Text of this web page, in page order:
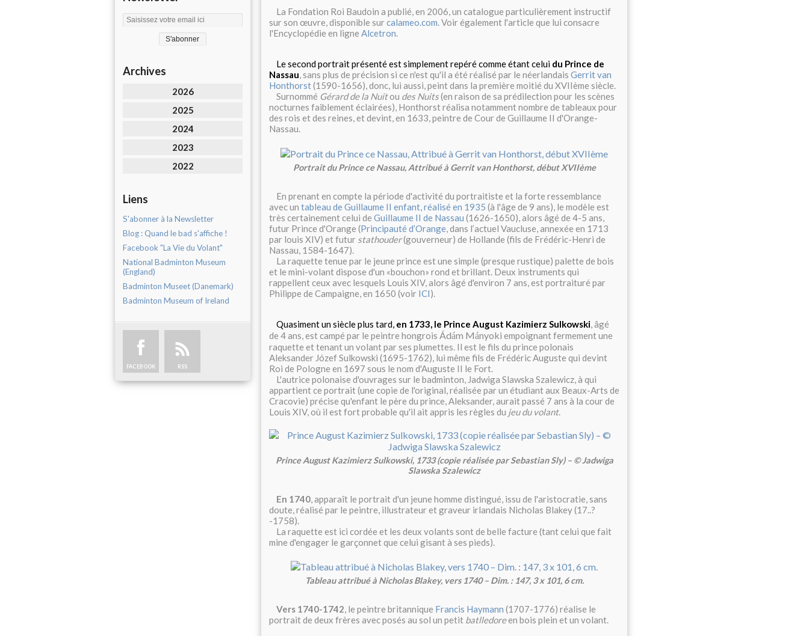
Archives
2026
2025
2024
2023
2022
Liens
S'abonner à la Newsletter
Blog : Quand le bad s'affiche !
Facebook "La Vie du Volant"
National Badminton Museum
(England)
Badminton Museet (Danemark)
Badminton Museum of Ireland
FACEBOOK RSS
La Fondation Roi Baudoin a publié, en 2006, un catalogue particulièrement instructif
sur son œuvre, disponible surcalameo.com. Voir également l'article que lui consacre
l'Encyclopédie en ligne Alcetron.
Le second portrait présenté est simplement repéré comme étant celui du Prince de
Nassau, sans plus de précision si ce n'est qu'il a été réalisé par le néerlandais Gerrit van
Honthorst(1590-1656), donc, lui aussi, peint dans la première moitié du XVIIème siècle.
Surnommé Gérard de la Nuitou des Nuits(en raison de sa prédilection pour les scènes
nocturnes faiblement éclairées), Honthorst réalisa notamment nombre de tableaux pour
des rois et des reines, et devint, en 1633, peintre de Cour de Guillaume II d'Orange-
Nassau.
Portrait du Prince ce Nassau, Attribué à Gerrit van Honthorst, début XVIIème
En prenant en compte la période d'activité du portraitiste et la forte ressemblance
avec un tableau de Guillaume II enfant, réalisé en 1935 (à l'âge de 9 ans), le modèle est
très certainement celui de Guillaume II de Nassau (1626-1650), alors âgé de 4-5 ans,
futur Prince d'Orange (Principauté d’Orange, dans l’actuel Vaucluse, annexée en 1713
par louis XIV) et futur stathouder(gouverneur) de Hollande (fils de Frédéric-Henri de
Nassau, 1584-1647).
La raquette tenue par le jeune prince est une simple (presque rustique) palette de bois
et le mini-volant dispose d'un «bouchon» rond et brillant. Deux instruments qui
rappellent ceux avec lesquels Louis XIV, alors âgé d'environ 7 ans, est portraituré par
Philippe de Campaigne, en 1650 (voir ICI).
Quasiment un siècle plus tard, en 1733, le Prince August Kazimierz Sulkowski, âgé
de 4 ans, est campé par le peintre hongrois Ádám Mányoki empoignant fermement une
raquette et tenant un volant par ses plumettes. Il est le fils du prince polonais
Aleksander Józef Sulkowski (1695-1762), lui même fils de Frédéric Auguste qui devint
Roi de Pologne en 1697 sous le nom d'Auguste II le Fort.
L'autrice polonaise d'ouvrages sur le badminton, Jadwiga Slawska Szalewicz, à qui
appartient ce portrait (une copie de l'original, réalisée par un étudiant aux Beaux-Arts de
Cracovie) précise qu'enfant le père du prince, Aleksander, aurait passé 7 ans à la cour de
Louis XIV, où il est fort probable qu'il ait appris les règles du jeu du volant.
Prince August Kazimierz Sulkowski, 1733 (copie réalisée par Sebastian Sly) – © Jadwiga
Slawska Szalewicz
En 1740, apparaît le portrait d'un jeune homme distingué, issu de l'aristocratie, sans
doute, réalisé par le peintre, illustrateur et graveur irlandais Nicholas Blakey (17..?
-1758).
La raquette est ici cordée et les deux volants sont de belle facture (tant celui que fait
mine d'engager le garçonnet que celui gisant à ses pieds).
Tableau attribué à Nicholas Blakey, vers 1740 – Dim. : 147, 3 x 101, 6 cm.
Vers 1740-1742, le peintre britannique Francis Haymann (1707-1776) réalise le
portrait de deux frères avec posés au sol un petit batlledoreen bois plein et un volant.